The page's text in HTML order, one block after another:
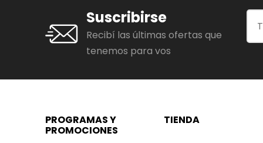
Suscribirse
Recibí las últimas ofertas que
tenemos para vos
PROGRAMAS Y
PROMOCIONES
TIENDA